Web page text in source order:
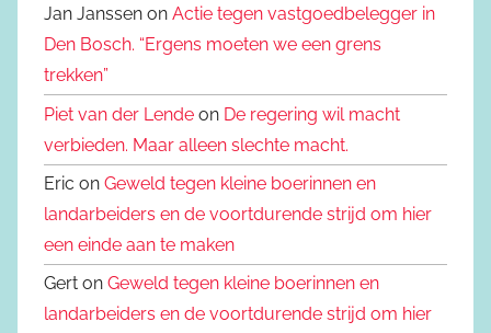
Jan Janssen on Actie tegen vastgoedbelegger in
Den Bosch. “Ergens moeten we een grens
trekken”
Piet van der Lende on De regering wil macht
verbieden. Maar alleen slechte macht.
Eric on Geweld tegen kleine boerinnen en
landarbeiders en de voortdurende strijd om hier
een einde aan te maken
Gert on Geweld tegen kleine boerinnen en
landarbeiders en de voortdurende strijd om hier